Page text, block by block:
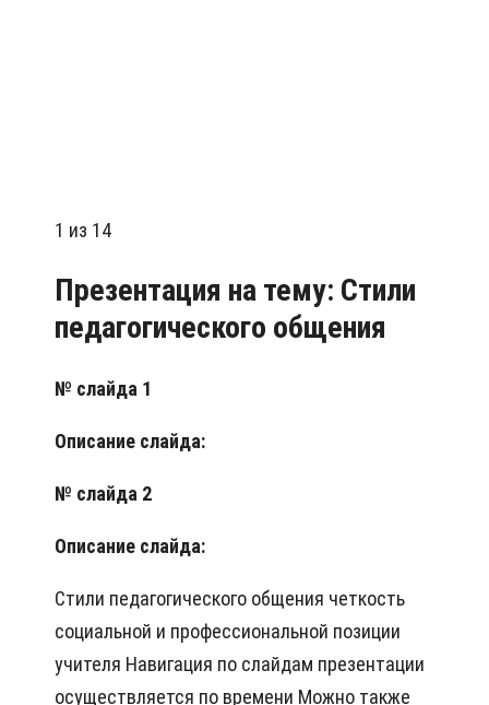
1 из 14
Презентация на тему: Стили
педагогического общения
№ слайда 1
Описание слайда:
№ слайда 2
Описание слайда:
Стили педагогического общения четкость
социальной и профессиональной позиции
учителя Навигация по слайдам презентации
осуществляется по времени Можно также